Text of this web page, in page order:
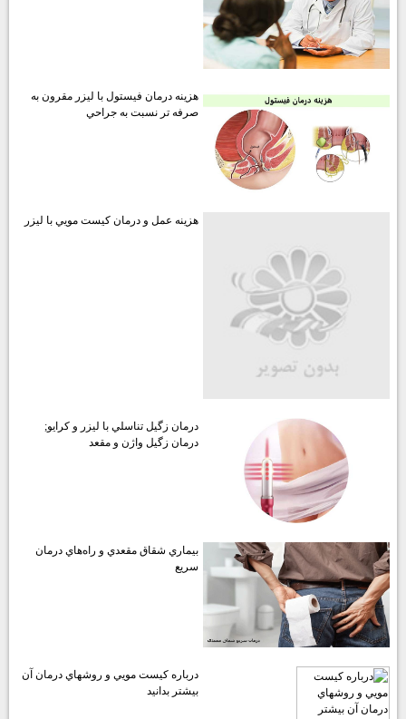
هزينه درمان فيستول با ليزر مقرون به
صرفه تر نسبت به جراحي
هزينه عمل و درمان كيست مويي با ليزر
درمان زگيل تناسلي با ليزر و كرايو;
درمان زگيل واژن و مقعد
بيماري شقاق مقعدي و راه‌هاي درمان
سريع
درباره كيست مويي و روشهاي درمان آن
بيشتر بدانيد